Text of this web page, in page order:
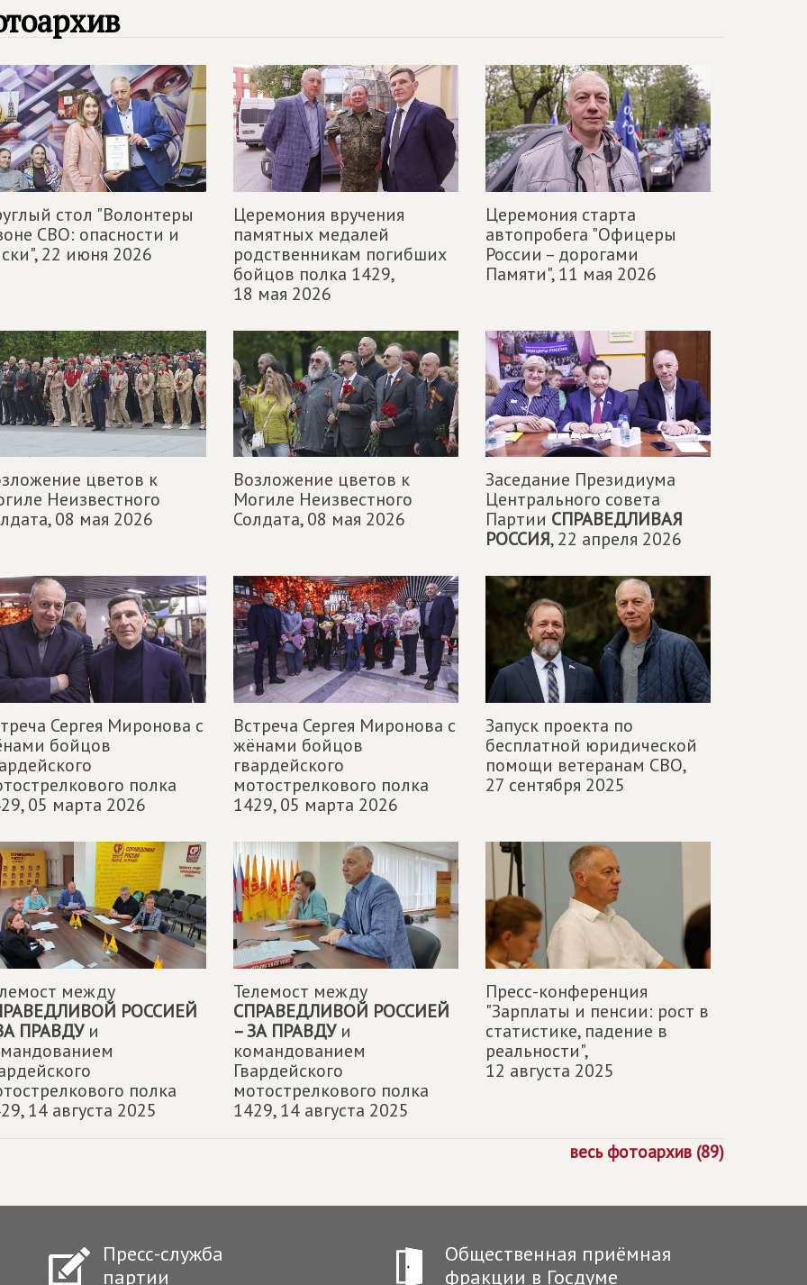
стол "Волонтеры
СВО: опасности и
22 июня 2026
Церемония вручения
памятных медалей
родственникам погибших
бойцов полка 1429,
18 мая 2026
Церемония старта
автопробега "Офицеры
России – дорогами
Памяти",11 мая 2026
цветов к
Неизвестного
08 мая 2026
Возложение цветов к
Могиле Неизвестного
Солдата,08 мая 2026
Заседание Президиума
Центрального совета
Партии СПРАВЕДЛИВАЯ
РОССИЯ,22 апреля 2026
Сергея Миронова с
бойцов
полка
05 марта 2026
Встреча Сергея Миронова с
жёнами бойцов
гвардейского
мотострелкового полка
1429,05 марта 2026
Запуск проекта по
бесплатной юридической
помощи ветеранам СВО,
27 сентября 2025
между
РОССИЕЙ
ПРАВДУи
полка
14 августа 2025
Телемост между
СПРАВЕДЛИВОЙ РОССИЕЙ
– ЗА ПРАВДУи
командованием
Гвардейского
мотострелкового полка
1429,14 августа 2025
Пресс-конференция
"Зарплаты и пенсии: рост в
статистике, падение в
реальности",
12 августа 2025
весь фотоархив (89)
Пресс-служба
партии
Общественная приёмная
фракции в Госдуме